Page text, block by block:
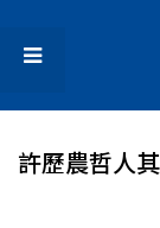
許歷農哲人